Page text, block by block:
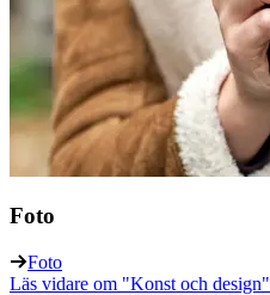
Foto
Foto
Läs vidare om "Konst och design"